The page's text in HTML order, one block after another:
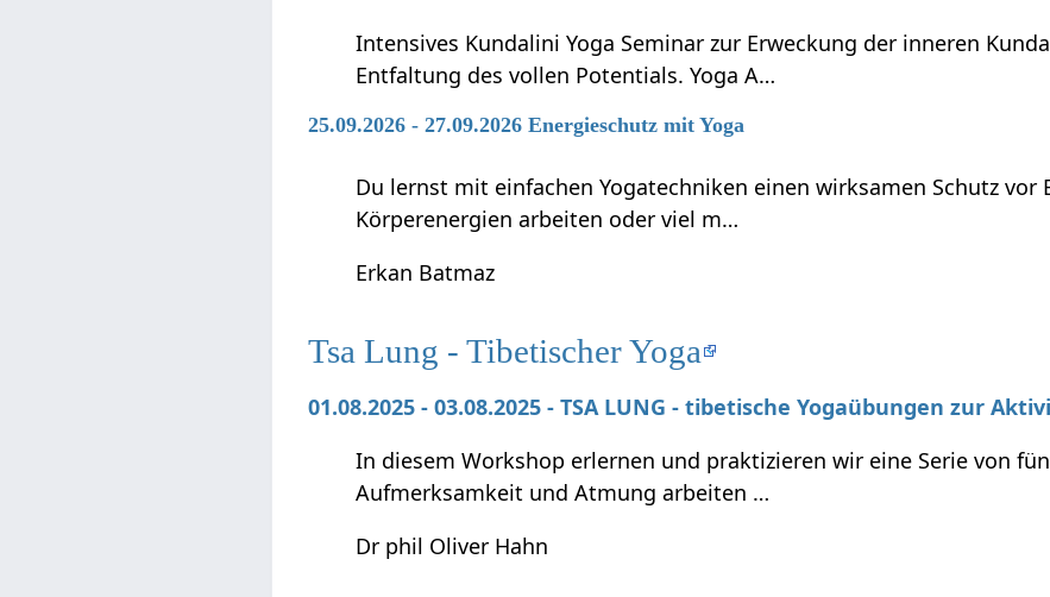
Intensives Kundalini Yoga Seminar zur Erweckung der inneren
Entfaltung des vollen Potentials. Yoga A…
25.09.2026 - 27.09.2026 Energieschutz mit Yoga
Du lernst mit einfachen Yogatechniken einen wirksamen Schutz
Körperenergien arbeiten oder viel m…
Erkan Batmaz
Tsa Lung - Tibetischer Yoga
01.08.2025 - 03.08.2025 - TSA LUNG - tibetische Yogaübungen zur
In diesem Workshop erlernen und praktizieren wir eine Serie von
Aufmerksamkeit und Atmung arbeiten …
Dr phil Oliver Hahn